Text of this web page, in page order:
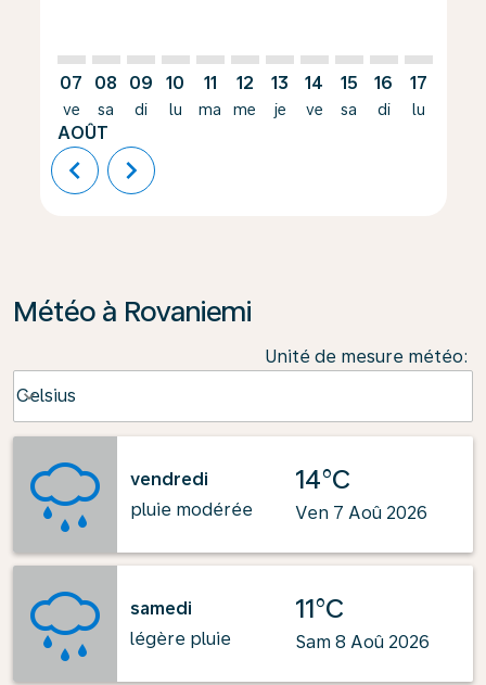
07
ve
AOÛT
08
sa
09
di
10
lu
11
ma
12
me
13
je
14
ve
15
sa
16
di
17
lu
chevron_left chevron_right
Météo à Rovaniemi
Unité de mesure météo:
Celsius
keyboard_arrow_down
vendredi
pluie modérée
14°C
Ven 7 Aoû 2026
samedi
légère pluie
11°C
Sam 8 Aoû 2026